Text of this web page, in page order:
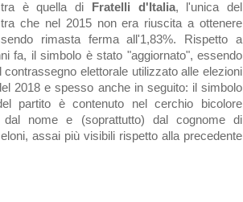
è quella di
Fratelli d'Italia, l'unica del
che nel 2015 non era riuscita a ottenere
rimasta ferma all'1,83%. Rispetto a
fa, il simbolo è stato "aggiornato", essendo
contrassegno elettorale utilizzato alle elezioni
2018 e spesso anche in seguito: il simbolo
partito è contenuto nel cerchio bicolore
dal nome e (soprattutto) dal cognome di
assai più visibili rispetto alla precedente